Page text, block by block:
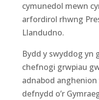
cymunedol mewn
arfordirol rhwng
Llandudno.
Bydd y swyddog yn
chefnogi grwpiau
adnabod
defnydd o’r